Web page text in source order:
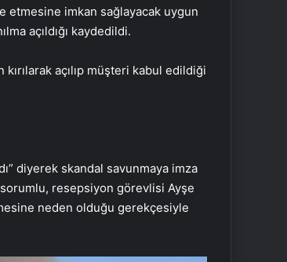
etmesine imkan sağlayacak uygun
açıldığı kaydedildi.
açılıp müşteri kabul edildiği
diyerek skandal savunmaya imza
resepsiyon görevlisi Ayşe
neden olduğu gerekçesiyle